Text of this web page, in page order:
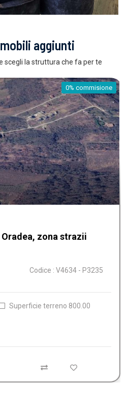
aggiunti
scegli la struttura che fa per te
0% commisione
Iosia
2